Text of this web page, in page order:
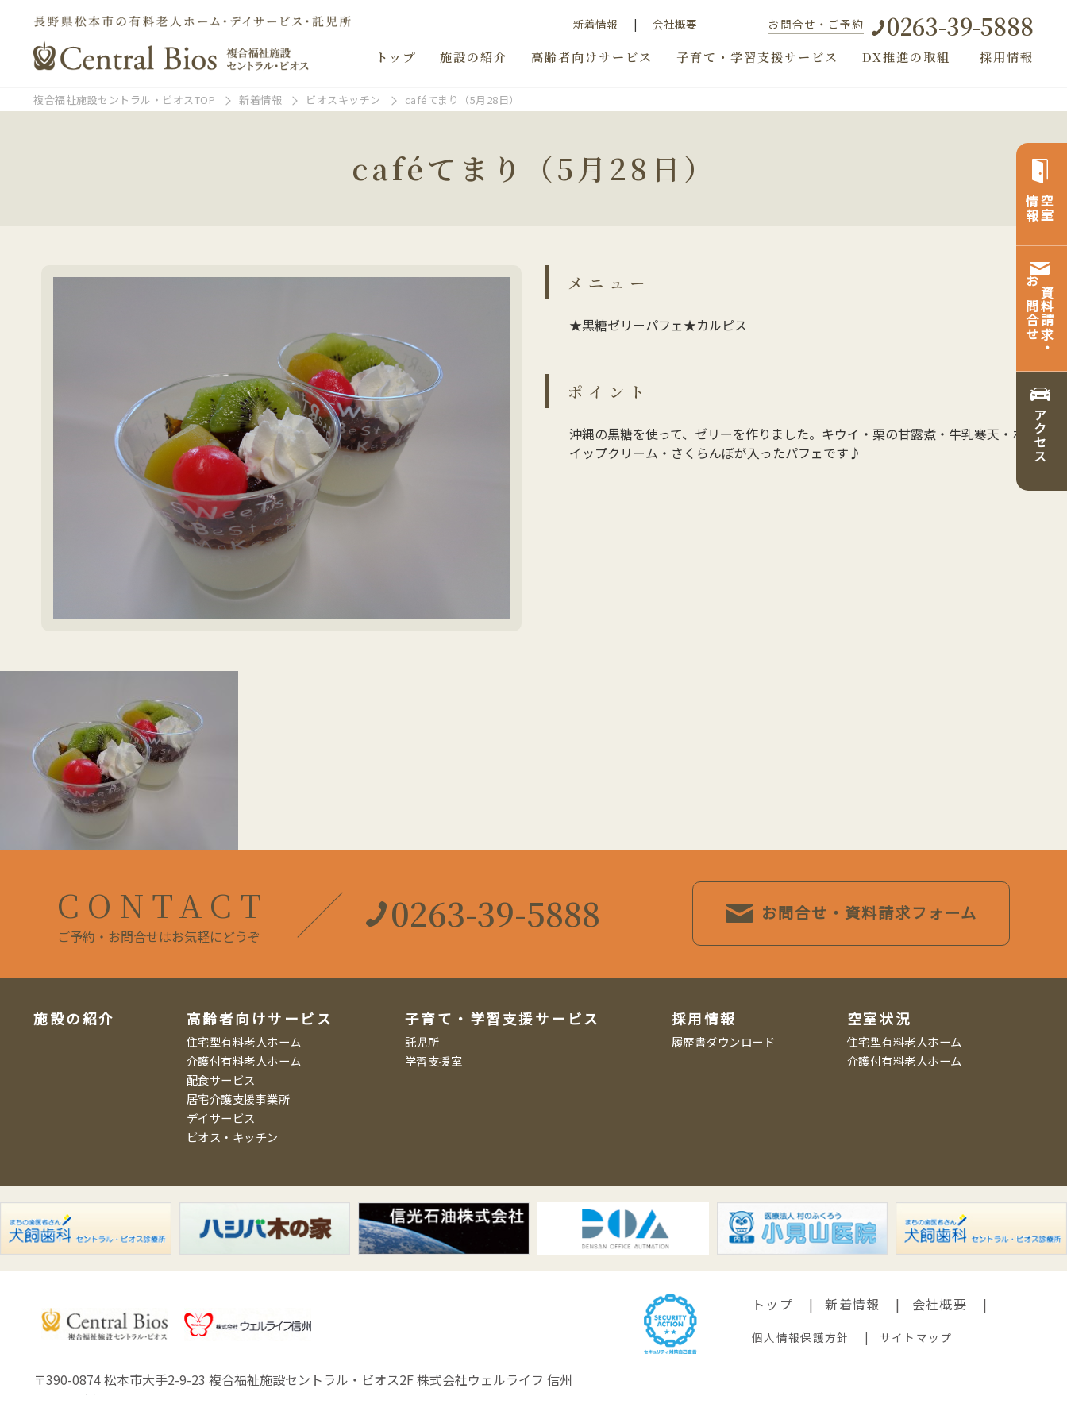
新着情報 会社概要 お問合せ・ご予約 0263-39-5888
トップ 施設の紹介 高齢者向けサービス 子育て・学習支援サービス DX推進の取組 採用情報
複合福祉施設セントラル・ビオスTOP 新着情報 ビオスキッチン caféてまり（5月28日）
caféてまり（5月28日）
空室
情報
資料請求・
お問合せ
アクセス
メニュー
★黒糖ゼリーパフェ★カルピス
ポイント
沖縄の黒糖を使って、ゼリーを作りました。キウイ・栗の甘露煮・牛乳寒天・ホ
イップクリーム・さくらんぼが入ったパフェです♪
CONTACT
ご予約・お問合せはお気軽にどうぞ
0263-39-5888 お問合せ・資料請求フォーム
施設の紹介 高齢者向けサービス
住宅型有料老人ホーム
介護付有料老人ホーム
配食サービス
居宅介護支援事業所
デイサービス
ビオス・キッチン
子育て・学習支援サービス
託児所
学習支援室
採用情報
履歴書ダウンロード
空室状況
住宅型有料老人ホーム
介護付有料老人ホーム
トップ 新着情報 会社概要
個人情報保護方針 サイトマップ
〒390-0874 松本市大手2-9-23 複合福祉施設セントラル・ビオス2F株式会社ウェルライフ 信州
Copyright (C) Well Life Shinsyu.Co.,Ltd.All Rights Reserved.